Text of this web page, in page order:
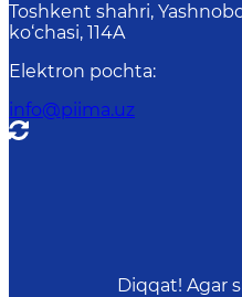
Toshkent shahri,
ko‘chasi, 114A
Elektron pochta:
info@piima.uz
Diqqat! Agar